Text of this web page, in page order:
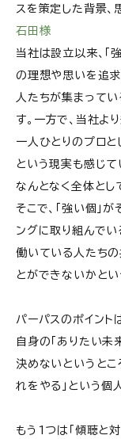
スを策定した背景、
石田様
当社は設立以来、「
の理想や思いを追求
人たちが集まってい
す。一方で、当社よ
一人ひとりのプロと
という現実も感じて
なんとなく全体とし
そこで、「強い個」
ングに取り組んでい
働いている人たち
とができないかと
パーパスのポイント
自身の「ありたい未
決めないというとこ
れをやる」という個
もう1つは「傾聴と対